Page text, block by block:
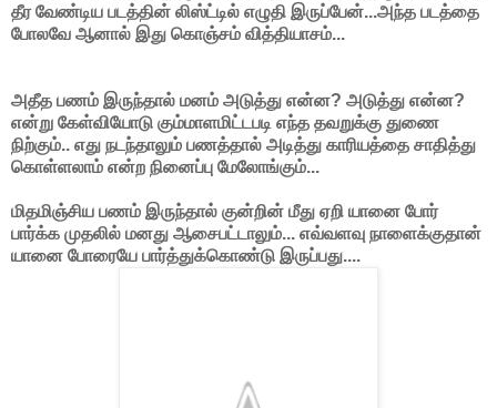
தீர வேண்டிய படத்தின் லிஸ்ட்டில் எழுதி இருப்பேன்...அந்த படத்தை
போலவே ஆனால் இது கொஞ்சம் வித்தியாசம்...
அதீத பணம் இருந்தால் மனம் அடுத்து என்ன? அடுத்து என்ன?
என்று கேள்வியோடு கும்மாளமிட்டபடி எந்த தவறுக்கு துணை
நிற்கும்.. எது நடந்தாலும் பணத்தால் அடித்து காரியத்தை சாதித்து
கொள்ளலாம் என்ற நினைப்பு மேலோங்கும்...
மிதமிஞ்சிய பணம் இருந்தால் குன்றின் மீது ஏறி யானை போர்
பார்க்க முதலில் மனது ஆசைபட்டாலும்... எவ்வளவு நாளைக்குதான்
யானை போரையே பார்த்துக்கொண்டு இருப்பது....